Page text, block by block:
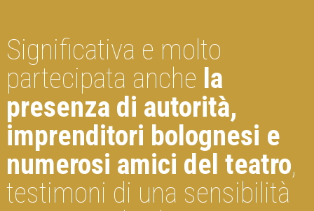
Significativa e molto
partecipata anche la
presenza di autorità,
imprenditori bolognesi e
numerosi amici del teatro,
testimoni di una sensibilità